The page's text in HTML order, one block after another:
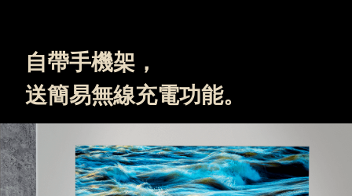
自帶手機架，
送簡易無線充電功能。